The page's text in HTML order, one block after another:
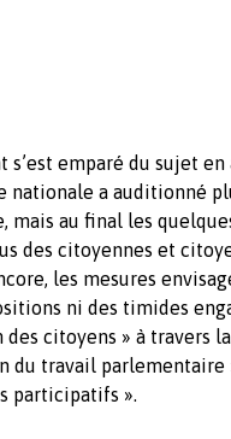
emparé du sujet
nationale a auditionné
mais au final les
des citoyennes et
les mesures
ni des timides
citoyens » à travers
du travail parlementaire
participatifs ».